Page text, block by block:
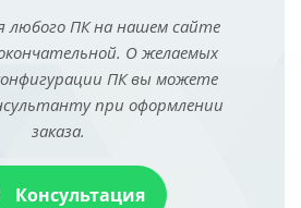
любого ПК на нашем сайте
О желаемых
ПК вы можете
при оформлении
заказа.
Консультация